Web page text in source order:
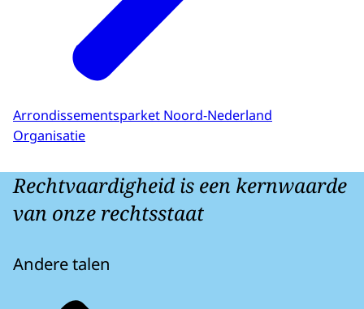
Arrondissementsparket Noord-Nederland
Organisatie
Rechtvaardigheid is een kernwaarde
van onze rechtsstaat
Andere talen